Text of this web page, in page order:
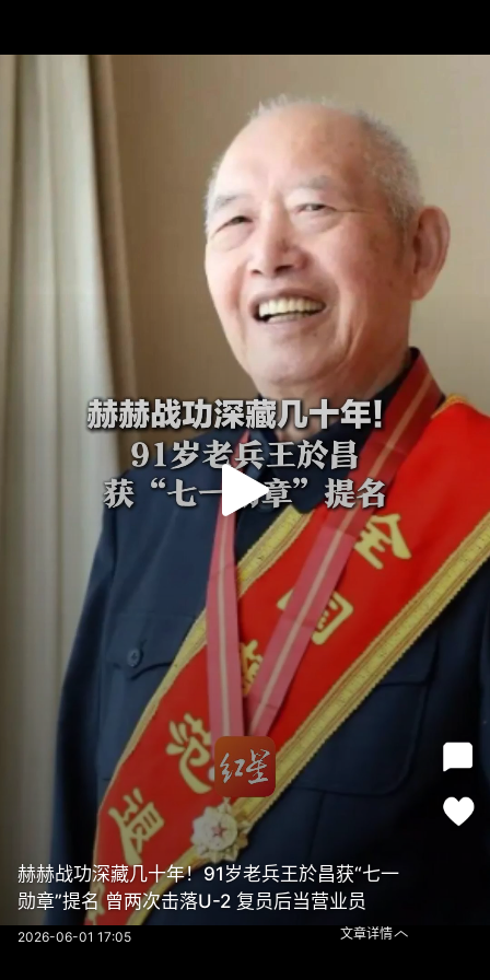
赫赫战功深藏几十年！91岁老兵王於昌获“七一
勋章”提名 曾两次击落U-2 复员后当营业员
2026-06-01 17:05 文章详情